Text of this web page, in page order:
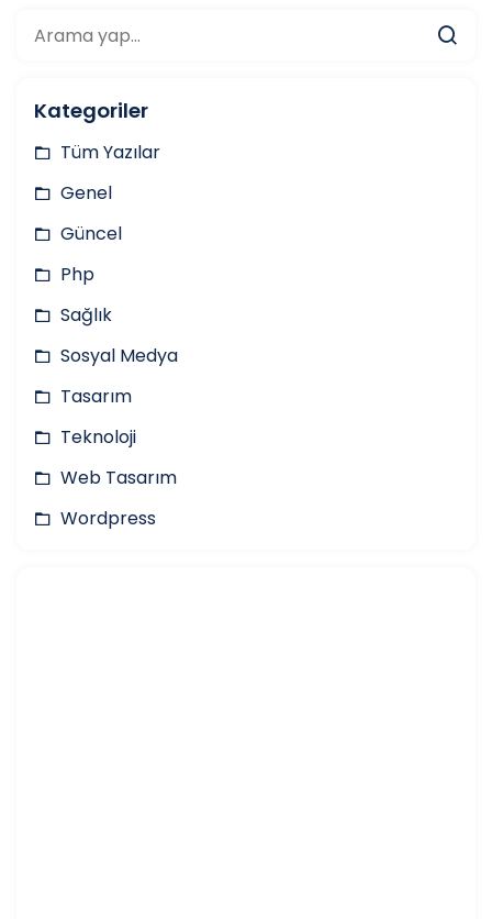
Kategoriler
Tüm Yazılar
Genel
Güncel
Php
Sağlık
Sosyal Medya
Tasarım
Teknoloji
Web Tasarım
Wordpress